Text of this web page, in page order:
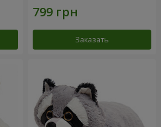
Заказать